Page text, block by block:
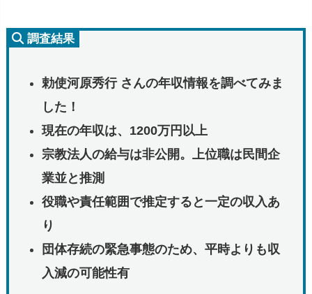
調査結果
勅使河原秀行 さんの年収情報を調べてみま
した！
現在の年収は、1200万円以上
宗教法人の給与は非公開。上位職は民間企
業並と推測
役職や責任範囲で推定すると一定の収入あ
り
団体存続の緊急事態のため、平時よりも収
入減の可能性有